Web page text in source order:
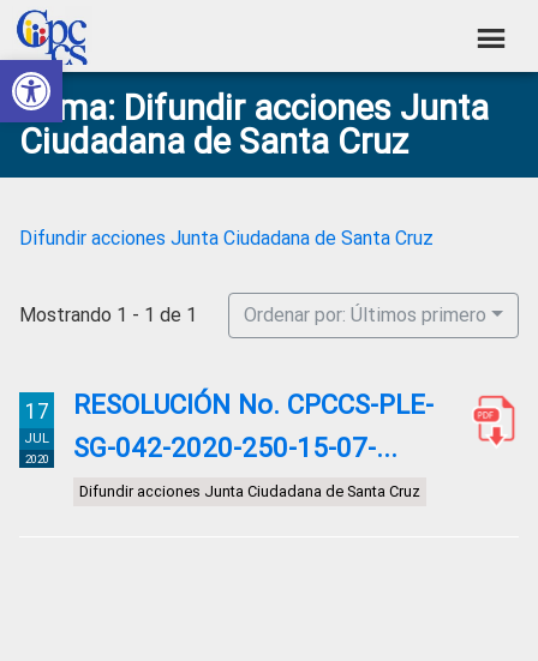
Abrir barra de herramientas
Skip
to
primary
navigation
Skip
to
main
content
Skip
to
primary
sidebar
Skip
to
footer
Consejo
de
Participación
Social
Construyendo
Poder
Ciudadano
Tema: Difundir acciones Junta
Ciudadana de Santa Cruz
Difundir acciones Junta Ciudadana de Santa Cruz
Mostrando 1 - 1 de 1 Ordenar por: Últimos primero
17
JUL
2020
RESOLUCIÓN No. CPCCS-PLE-
SG-042-2020-250-15-07-...
Difundir acciones Junta Ciudadana de Santa Cruz